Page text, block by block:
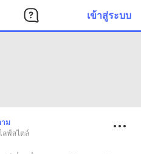
เข้าสู่ระบบ
ม
ลฟ์สไตล์